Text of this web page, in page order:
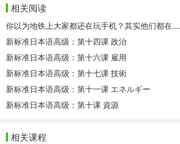
相关阅读
你以为地铁上大家都还在玩手机？其实他们都在
新标准日本语高级：第十四课 政治
新标准日本语高级：第十六课 雇用
新标准日本语高级：第十七课 技術
新标准日本语高级：第十一课 エネルギー
新标准日本语高级：第十课 資源
相关课程